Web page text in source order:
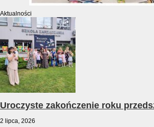
Aktualności
Uroczyste zakończenie roku
2 lipca, 2026